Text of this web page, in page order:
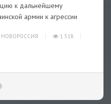
к дальнейшему
армии к агрессии
НОВОРОССИЯ
1 518